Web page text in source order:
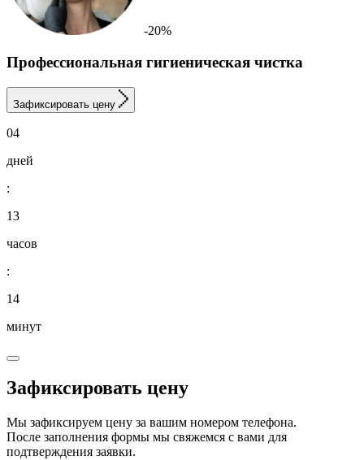
-20%
Профессиональная гигиеническая чистка
Зафиксировать цену
04
дней
:
13
часов
:
14
минут
Зафиксировать цену
Мы зафиксируем цену за вашим номером телефона.
После заполнения формы мы свяжемся с вами для
подтверждения заявки.